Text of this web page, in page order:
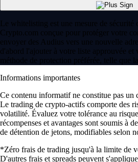
Le whitelisting est une mesure de sécurité
Crypto.com conçue pour protéger votre
envoyer des Audius vers une nouvelle
d'abord l'ajouter à votre liste approuvée et
méthode de protection préférée, telle que
Informations importantes
Ce contenu informatif ne constitue pas un
Le trading de crypto-actifs comporte des
volatilité. Évaluez votre tolérance au
récompenses et avantages sont soumis à
de détention de jetons, modifiables selon
*Zéro frais de trading jusqu'à la limite de
D'autres frais et spreads peuvent